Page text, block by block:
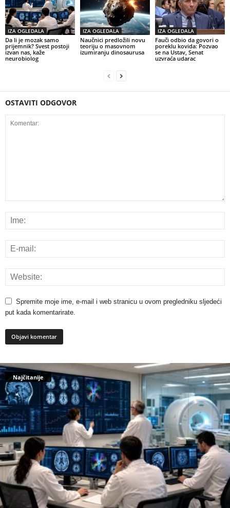
IZA OGLEDALA
Da li je mozak samo
prijemnik? Svest postoji
izvan nas, kaže
neurobiolog
IZA OGLEDALA
Naučnici predložili novu
teoriju o masovnom
izumiranju dinosaurusa
IZA OGLEDALA
Fauči odbio da govori o
poreklu kovida: Pozvao
se na Ustav, Senat
uzvraća udarac
OSTAVITI ODGOVOR
Spremite moje ime, e-mail i web stranicu u ovom pregledniku sljedeći
put kada komentarirate.
Najčitanije